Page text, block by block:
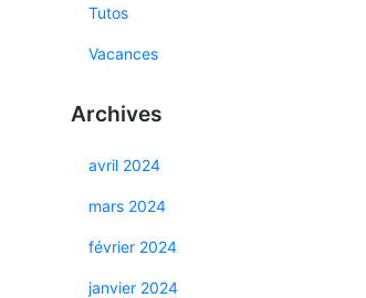
Tutos
Vacances
Archives
avril 2024
mars 2024
février 2024
janvier 2024